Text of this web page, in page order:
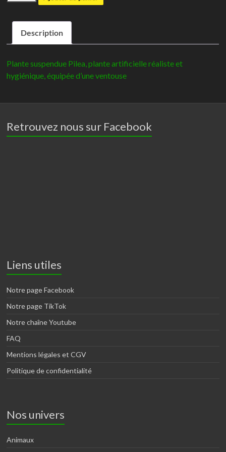
Plante
suspendue
Pilea
Giganterra
Description
Plante suspendue Pilea, plante artificielle réaliste et
hygiénique, équipée d’une ventouse
Retrouvez nous sur Facebook
Liens utiles
Notre page Facebook
Notre page TikTok
Notre chaîne Youtube
FAQ
Mentions légales et CGV
Politique de confidentialité
Nos univers
Animaux